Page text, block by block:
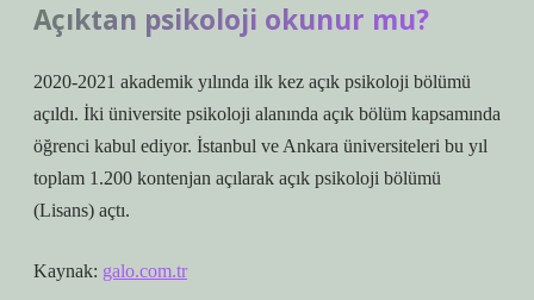
Açıktan psikoloji okunur mu?
2020-2021 akademik yılında ilk kez açık psikoloji bölümü
açıldı. İki üniversite psikoloji alanında açık bölüm kapsamında
öğrenci kabul ediyor. İstanbul ve Ankara üniversiteleri bu yıl
toplam 1.200 kontenjan açılarak açık psikoloji bölümü
(Lisans) açtı.
Kaynak: galo.com.tr